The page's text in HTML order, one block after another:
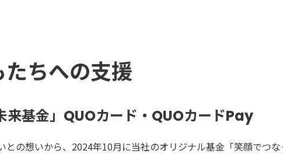
ちへの支援
来基金」QUOカード・QUOカードPay
との想いから、2024年10月に当社のオリジナル基金「笑顔でつ